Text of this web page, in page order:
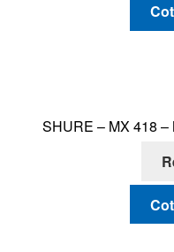
SHURE – MX 418